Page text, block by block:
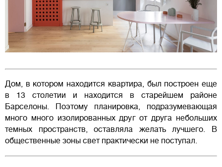
Дом, в котором находится квартира, был построен еще
в 13 столетии и находится в старейшем районе
Барселоны. Поэтому планировка, подразумевающая
много много изолированных друг от друга небольших
темных пространств, оставляла желать лучшего. В
общественные зоны свет практически не поступал.